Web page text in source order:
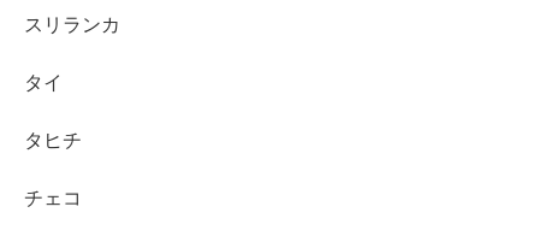
スリランカ
タイ
タヒチ
チェコ